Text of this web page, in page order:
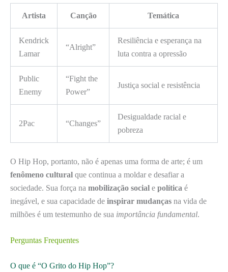
Artista Canção Temática
Kendrick
Lamar
“Alright”
Resiliência e esperança na
luta contra a opressão
Public
Enemy
“Fight the
Power”
Justiça social e resistência
2Pac “Changes”
Desigualdade racial e
pobreza
O Hip Hop, portanto, não é apenas uma forma de arte; é um
fenômeno cultural que continua a moldar e desafiar a
sociedade. Sua força na mobilização social e política é
inegável, e sua capacidade de inspirar mudanças na vida de
milhões é um testemunho de sua importância fundamental.
Perguntas Frequentes
O que é “O Grito do Hip Hop”?